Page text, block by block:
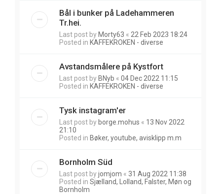
Bål i bunker på Ladehammeren
Tr.hei.
Last post by Morty63 « 22 Feb 2023 18:24
Posted in KAFFEKROKEN - diverse
Avstandsmålere på Kystfort
Last post by BNyb « 04 Dec 2022 11:15
Posted in KAFFEKROKEN - diverse
Tysk instagram'er
Last post by borge.mohus « 13 Nov 2022
21:10
Posted in Bøker, youtube, avisklipp m.m
Bornholm Süd
Last post byjomjom « 31 Aug 2022 11:38
Posted in Sjælland, Lolland, Falster, Møn og
Bornholm